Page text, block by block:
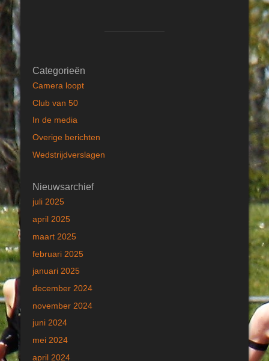
Categorieën
Camera loopt
Club van 50
In de media
Overige berichten
Wedstrijdverslagen
Nieuwsarchief
juli 2025
april 2025
maart 2025
februari 2025
januari 2025
december 2024
november 2024
juni 2024
mei 2024
april 2024